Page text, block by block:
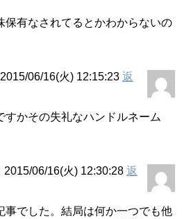
保有なされてるとかわからないの
06/16(火) 12:15:23 返
すかその失礼なハンドルネーム
2015/06/16(火) 12:30:28 返
事でした。結局は何か一つでも他